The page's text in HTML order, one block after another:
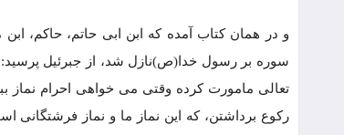
و در همان کتاب آمده که ابن ابی حاتم، حاکم،
سوره بر رسول خدا(ص)نازل شد، از جبرئیل
تعالی مامورت کرده وقتی می خواهی احرام نماز
رکوع برداشتن، که این نماز ما و نماز